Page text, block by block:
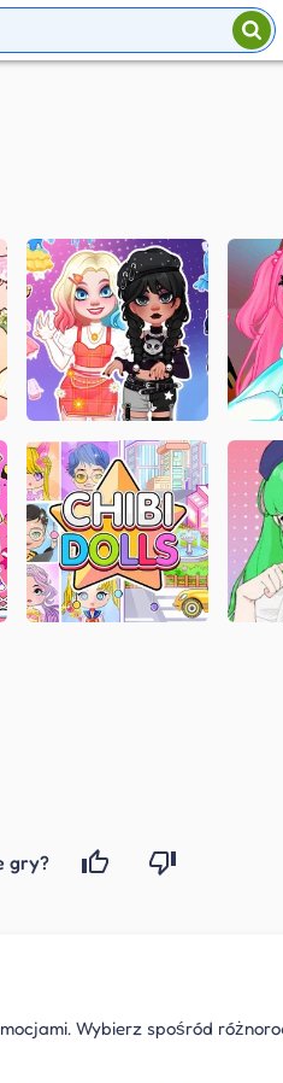
gry?
Wybierz spośród